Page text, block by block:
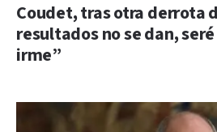
Coudet, tras otra derrota
resultados no se dan,
irme”